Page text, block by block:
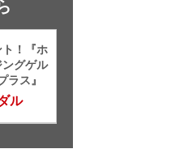
！『ホ
ングゲル
ラス』
ル